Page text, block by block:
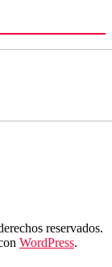
reservados.
WordPress.